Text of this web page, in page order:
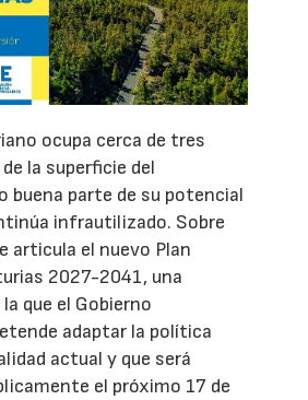
ocupa cerca de tres
la superficie del
buena parte de su potencial
infrautilizado. Sobre
articula el nuevo Plan
2027-2041, una
que el Gobierno
adaptar la política
actual y que será
el próximo 17 de